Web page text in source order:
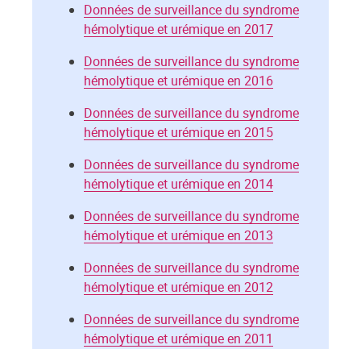
Données de surveillance du syndrome
hémolytique et urémique en 2017
Données de surveillance du syndrome
hémolytique et urémique en 2016
Données de surveillance du syndrome
hémolytique et urémique en 2015
Données de surveillance du syndrome
hémolytique et urémique en 2014
Données de surveillance du syndrome
hémolytique et urémique en 2013
Données de surveillance du syndrome
hémolytique et urémique en 2012
Données de surveillance du syndrome
hémolytique et urémique en 2011